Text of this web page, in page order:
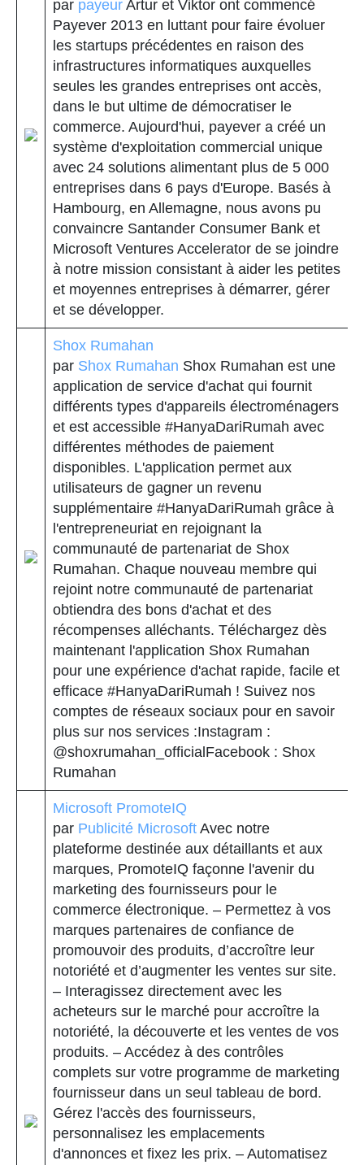
par payeur Artur et Viktor ont commencé
Payever 2013 en luttant pour faire évoluer
les startups précédentes en raison des
infrastructures informatiques auxquelles
seules les grandes entreprises ont accès,
dans le but ultime de démocratiser le
commerce. Aujourd'hui, payever a créé un
système d'exploitation commercial unique
avec 24 solutions alimentant plus de 5 000
entreprises dans 6 pays d'Europe. Basés à
Hambourg, en Allemagne, nous avons pu
convaincre Santander Consumer Bank et
Microsoft Ventures Accelerator de se joindre
à notre mission consistant à aider les petites
et moyennes entreprises à démarrer, gérer
et se développer.
Shox Rumahan
par Shox Rumahan Shox Rumahan est une
application de service d'achat qui fournit
différents types d'appareils électroménagers
et est accessible #HanyaDariRumah avec
différentes méthodes de paiement
disponibles. L'application permet aux
utilisateurs de gagner un revenu
supplémentaire #HanyaDariRumah grâce à
l'entrepreneuriat en rejoignant la
communauté de partenariat de Shox
Rumahan. Chaque nouveau membre qui
rejoint notre communauté de partenariat
obtiendra des bons d'achat et des
récompenses alléchants. Téléchargez dès
maintenant l'application Shox Rumahan
pour une expérience d'achat rapide, facile et
efficace #HanyaDariRumah ! Suivez nos
comptes de réseaux sociaux pour en savoir
plus sur nos services :Instagram :
@shoxrumahan_officialFacebook : Shox
Rumahan
Microsoft PromoteIQ
par Publicité Microsoft Avec notre
plateforme destinée aux détaillants et aux
marques, PromoteIQ façonne l'avenir du
marketing des fournisseurs pour le
commerce électronique. – Permettez à vos
marques partenaires de confiance de
promouvoir des produits, d’accroître leur
notoriété et d’augmenter les ventes sur site.
– Interagissez directement avec les
acheteurs sur le marché pour accroître la
notoriété, la découverte et les ventes de vos
produits. – Accédez à des contrôles
complets sur votre programme de marketing
fournisseur dans un seul tableau de bord.
Gérez l'accès des fournisseurs,
personnalisez les emplacements
d'annonces et fixez les prix. – Automatisez